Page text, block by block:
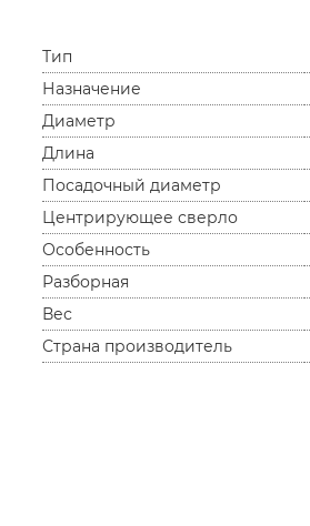
Тип
Назначение
Диаметр
Длина
Посадочный диаметр
Центрирующее сверло
Особенность
Разборная
Вес
Страна производитель